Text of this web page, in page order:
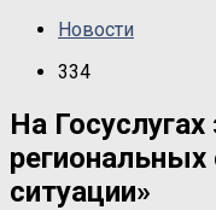
Новости
334
На
ситуации»